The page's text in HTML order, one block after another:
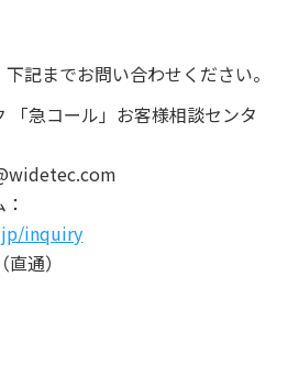
記までお問い合わせください。
「急コール」お客様相談センタ
inquiry
通）